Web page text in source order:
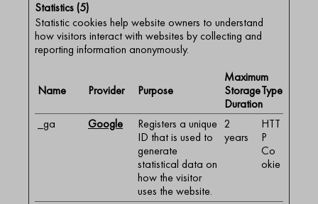
Statistics (5)
Statistic cookies help website owners to understand
how visitors interact with websites by collecting and
reporting information anonymously.
Name Provider Purpose
Maximum
Storage
Duration
Type
_ga Google
Registers a unique
ID that is used to
generate
statistical data on
how the visitor
uses the website.
2
years
HTT
P
Co
okie